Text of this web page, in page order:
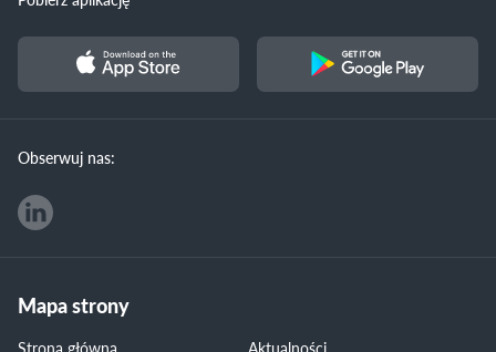
Obserwuj nas:
Mapa strony
Strona główna Aktualności